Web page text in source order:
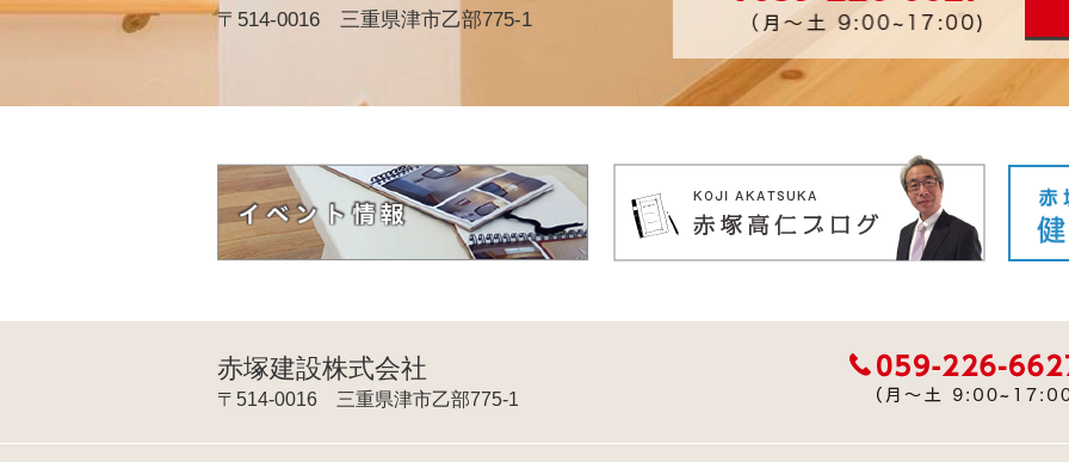
〒514-0016 三重県津市乙部775-1
赤塚建設株式会社
〒514-0016 三重県津市乙部775-1